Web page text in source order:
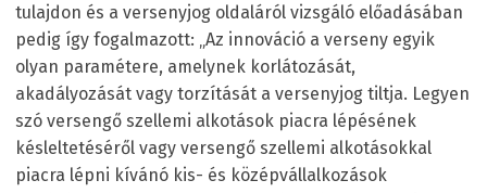
tulajdon és a versenyjog oldaláról vizsgáló előadásában
pedig így fogalmazott: „Az innováció a verseny egyik
olyan paramétere, amelynek korlátozását,
akadályozását vagy torzítását a versenyjog tiltja. Legyen
szó versengő szellemi alkotások piacra lépésének
késleltetéséről vagy versengő szellemi alkotásokkal
piacra lépni kívánó kis- és középvállalkozások